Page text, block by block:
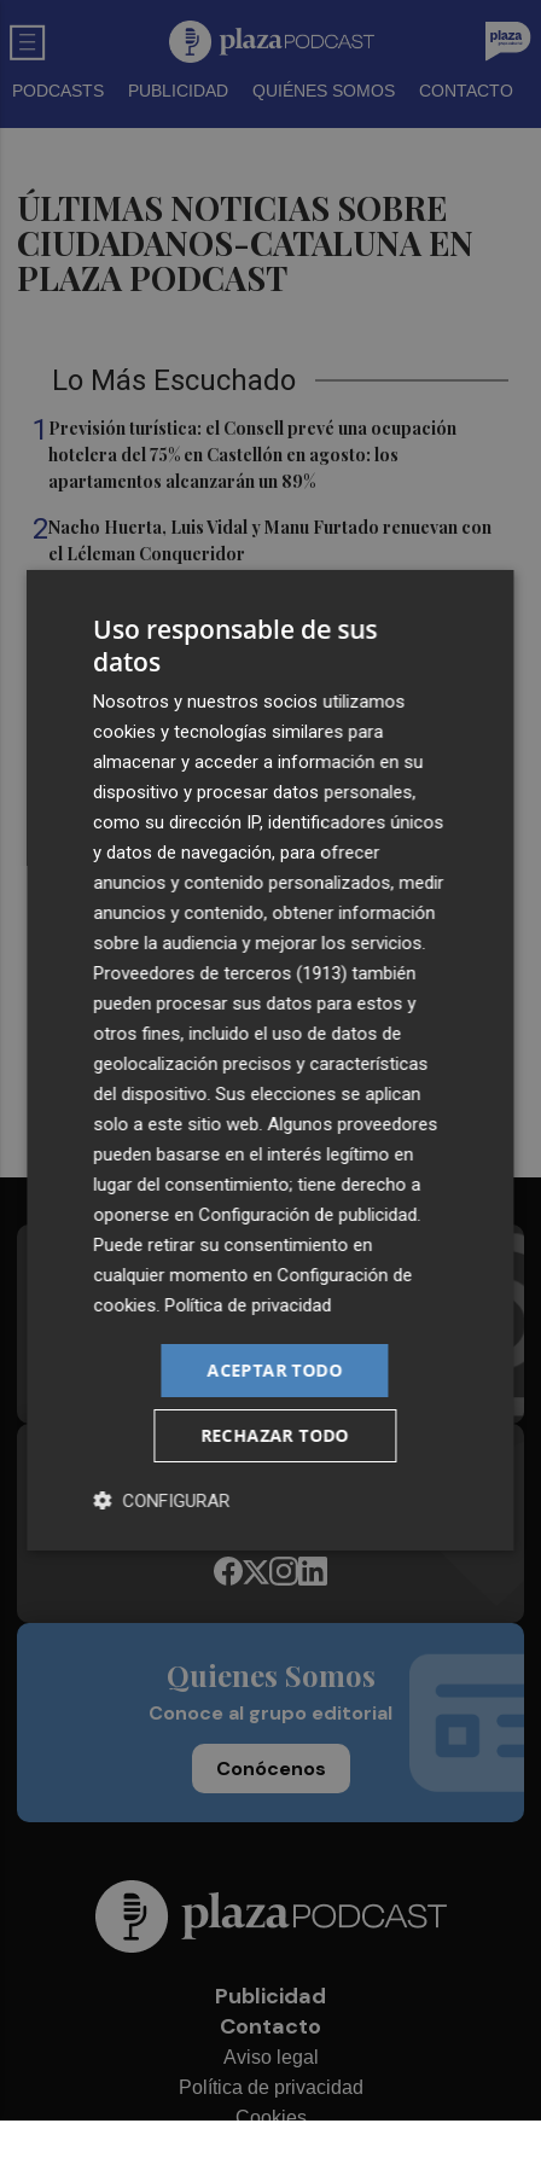
PODCASTS PUBLICIDAD QUIÉNES SOMOS CONTACTO
ÚLTIMAS NOTICIAS SOBRE
CIUDADANOS-CATALUNA EN
PLAZA PODCAST
Lo Más Escuchado
1 Previsión turística: el Consell prevé una ocupación
hotelera del 75% en Castellón en agosto: los
apartamentos alcanzarán un 89%
2Nacho Huerta, Luis Vidal y Manu Furtado renuevan con
el Léleman Conqueridor
nuevo espacio deportivo: un complejo con pista de
atletismo y ciclismo
Los 140 controles de la Policía Local en Lorca se saldan
con seis detenidos
El programa 'Santomera Florece' forma e impulsa la
inserción laboral de diez personas desempleadas
Recibe toda la actualidad de
Plaza Podcast en tu correo
Quiero suscribirme
Suscríbete al Boletín
Todos los días a primera hora en tu email
¡Quiero suscribirme!
Síguenos en redes
Plaza Podcast, desde cualquier medio
Quienes Somos
Conoce al grupo editorial
Conócenos
Publicidad
Contacto
Aviso legal
Política de privacidad
Cookies
Uso responsable de sus
datos
Nosotros y nuestros socios utilizamos
cookies y tecnologías similares para
almacenar y acceder a información en su
dispositivo y procesar datos personales,
como su dirección IP, identificadores únicos
y datos de navegación, para ofrecer
anuncios y contenido personalizados, medir
anuncios y contenido, obtener información
sobre la audiencia y mejorar los servicios.
Proveedores de terceros (1913) también
pueden procesar sus datos para estos y
otros fines, incluido el uso de datos de
geolocalización precisos y características
del dispositivo. Sus elecciones se aplican
solo a este sitio web. Algunos proveedores
pueden basarse en el interés legítimo en
lugar del consentimiento; tiene derecho a
oponerse enConfiguración de publicidad.
Puede retirar su consentimiento en
cualquier momento enConfiguración de
cookies.Política de privacidad
ACEPTAR TODO
RECHAZAR TODO
CONFIGURAR